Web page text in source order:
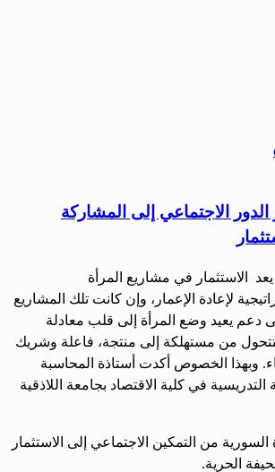
الدور الاجتماعي إلى المشاركة
الاستثمار في مشاريع المرأة
لإعادة الإعمار، وإن كانت تلك المشاريع
دعم يعيد وضع المرأة إلى قلب معادلة
من مستهلكة إلى منتجة، فاعلة وشريك
وبهذا الخصوص أكدت أستاذة المحاسبة
في كلية الاقتصاد بجامعة اللاذقية
من التمكين الاجتماعي إلى الاستثمار
الحرية.